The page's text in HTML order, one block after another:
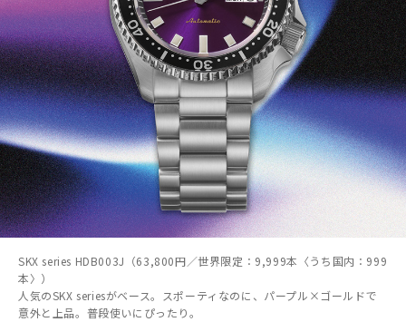
SKX series HDB003J（63,800円／世界限定：9,999本〈うち国内：999
本〉）
人気のSKX seriesがベース。スポーティなのに、パープル×ゴールドで
意外と上品。普段使いにぴったり。